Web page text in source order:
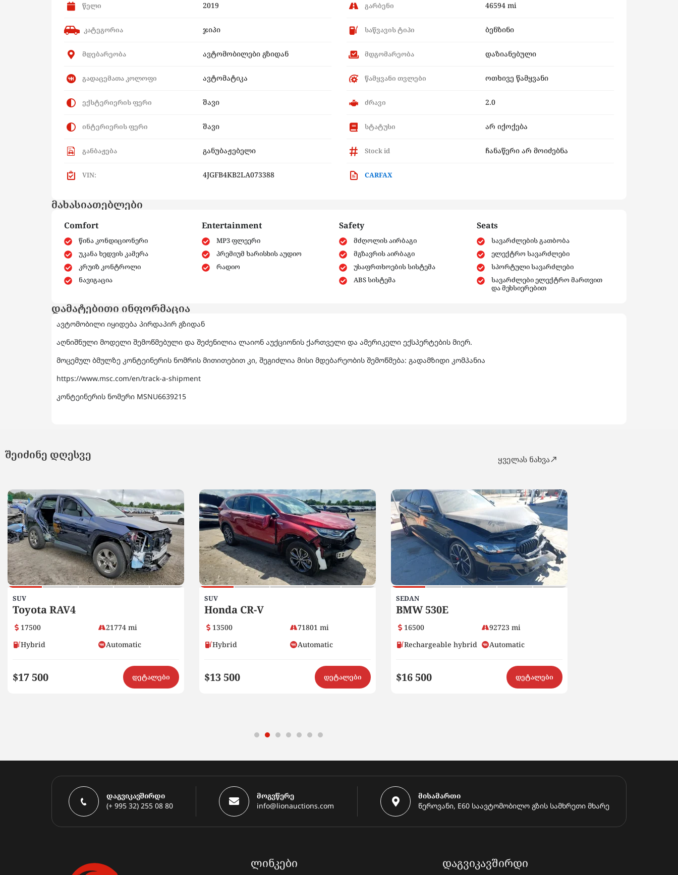
წელი 2019 გარბენი 46594 mi
კატეგორია ჯიპი საწვავის ტიპი ბენზინი
მდებარეობა ავტომობილები გზიდან მდგომარეობა დაზიანებული
გადაცემათა კოლოფი ავტომატიკა წამყვანი თვლები ოთხივე წამყვანი
ექსტერიერის ფერი შავი ძრავი 2.0
ინტერიერის ფერი შავი სტატუსი არ იქოქება
განბაჟება განუბაჟებელი Stock id ჩანაწერი არ მოიძებნა
VIN: 4JGFB4KB2LA073388 CARFAX
მახასიათებლები
Comfort
წინა კონდიციონერი
უკანა ხედვის კამერა
კრუიზ კონტროლი
ნავიგაცია
Entertainment
MP3 ფლეერი
პრემიუმ ხარისხის აუდიო
რადიო
Safety
მძღოლის აირბაგი
მგზავრის აირბაგი
უსაფრთხოების სისტემა
ABS სისტემა
Seats
სავარძლების გათბობა
ელექტრო სავარძლები
სპორტული სავარძლები
სავარძლები ელექტრო მართვით
და მეხსიერებით
დამატებითი ინფორმაცია
ავტომობილი იყიდება პირდაპირ გზიდან
აღნიშნული მოდელი შემოწმებული და შეძენილია ლაიონ აუქციონის ქართველი და ამერიკელი ექსპერტების მიერ.
მოცემულ ბმულზე კონტეინერის ნომრის მითითებით კი, შეგიძლია მისი მდებარეობის შემოწმება: გადამზიდი კომპანია
https://www.msc.com/en/track-a-shipment
კონტეინერის ნომერი MSNU6639215
შეიძინე დღესვე ყველას ნახვა
SUV
Toyota RAV4
17500
21774 mi
Hybrid
Automatic
$17 500 დეტალები
SUV
Honda CR-V
13500
71801 mi
Hybrid
Automatic
$13 500 დეტალები
SEDAN
BMW 530E
16500
92723 mi
Rechargeable hybrid
Automatic
$16 500 დეტალები
დაგვიკავშირდი
(+ 995 32) 255 08 80
მოგვწერე
info@lionauctions.com
მისამართი
წეროვანი, E60 საავტომობილო გზის სამხრეთი მხარე
ᲚᲘᲜᲙᲔᲑᲘ ᲓᲐᲒᲕᲘᲙᲐᲕᲨᲘᲠᲓᲘ